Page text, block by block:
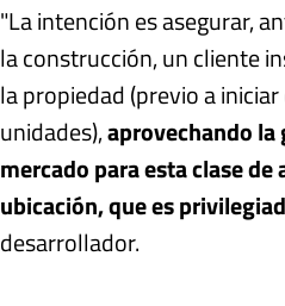
"La intención es asegurar,
la construcción, un cliente
la propiedad (previo a
unidades),aprovechando la
mercado para esta clase de
ubicación, que es
desarrollador.